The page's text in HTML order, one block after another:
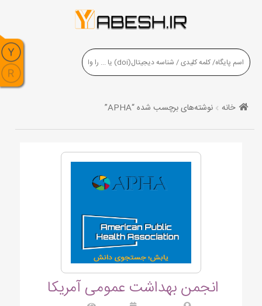
خانه نوشته‌های برچسب شده “APHA”
انجمن بهداشت عمومی آمریکا